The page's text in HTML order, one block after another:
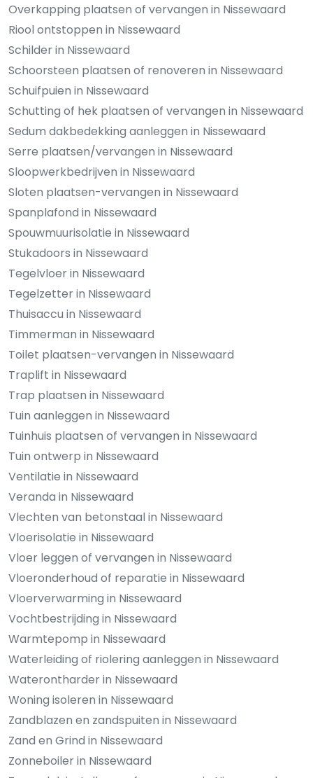
Overkapping plaatsen of vervangen in Nissewaard
Riool ontstoppen in Nissewaard
Schilder in Nissewaard
Schoorsteen plaatsen of renoveren in Nissewaard
Schuifpuien in Nissewaard
Schutting of hek plaatsen of vervangen in Nissewaard
Sedum dakbedekking aanleggen in Nissewaard
Serre plaatsen/vervangen in Nissewaard
Sloopwerkbedrijven in Nissewaard
Sloten plaatsen-vervangen in Nissewaard
Spanplafond in Nissewaard
Spouwmuurisolatie in Nissewaard
Stukadoors in Nissewaard
Tegelvloer in Nissewaard
Tegelzetter in Nissewaard
Thuisaccu in Nissewaard
Timmerman in Nissewaard
Toilet plaatsen-vervangen in Nissewaard
Traplift in Nissewaard
Trap plaatsen in Nissewaard
Tuin aanleggen in Nissewaard
Tuinhuis plaatsen of vervangen in Nissewaard
Tuin ontwerp in Nissewaard
Ventilatie in Nissewaard
Veranda in Nissewaard
Vlechten van betonstaal in Nissewaard
Vloerisolatie in Nissewaard
Vloer leggen of vervangen in Nissewaard
Vloeronderhoud of reparatie in Nissewaard
Vloerverwarming in Nissewaard
Vochtbestrijding in Nissewaard
Warmtepomp in Nissewaard
Waterleiding of riolering aanleggen in Nissewaard
Waterontharder in Nissewaard
Woning isoleren in Nissewaard
Zandblazen en zandspuiten in Nissewaard
Zand en Grind in Nissewaard
Zonneboiler in Nissewaard